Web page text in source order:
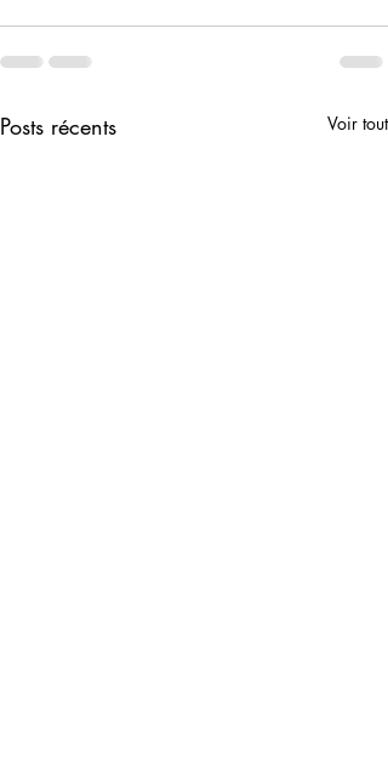
Posts récents Voir tout